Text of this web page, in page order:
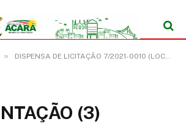
» DISPENSA DE LICITAÇÃO 7/2021-0010 (LOCAÇÃO DE IMÓVEL PARA FINS NÃO RESIDENCIAIS, PARA O FUNCIONAMENTO DA CASA DO IDOSO, EM ATENDIMENTO A SECRETARIA MUNICIPAL DE ASSISTÊNCIA SOCIAL DO MUNICÍPIO DE ACARÁ/PA)
(3)